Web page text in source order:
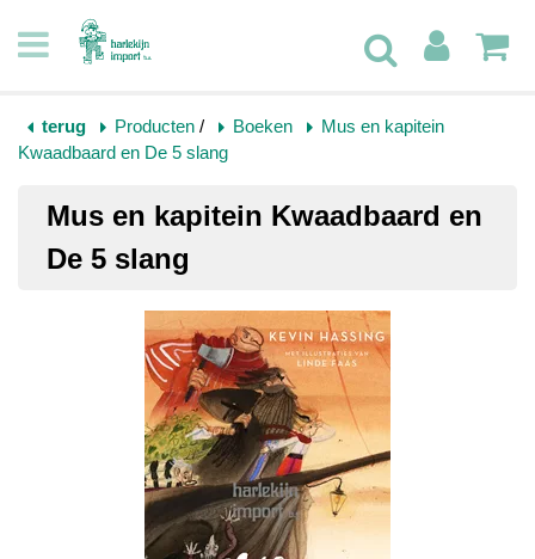
terug Producten / Boeken
Mus en kapitein
Kwaadbaard en De 5 slang
Mus en kapitein Kwaadbaard en
De 5 slang